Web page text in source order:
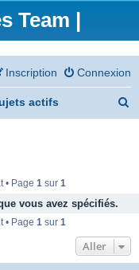
Team |
Connexion
Inscription
actifs
• Page 1sur 1
vous avez spécifiés.
• Page 1sur 1
Aller